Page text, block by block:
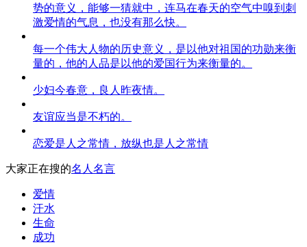
势的意义，能够一猜就中，连马在春天的空气中嗅到刺
激爱情的气息，也没有那么快。
每一个伟大人物的历史意义，是以他对祖国的功勋来衡
量的，他的人品是以他的爱国行为来衡量的。
少妇今春意，良人昨夜情。
友谊应当是不朽的。
恋爱是人之常情，放纵也是人之常情
大家正在搜的名人名言
爱情
汗水
生命
成功